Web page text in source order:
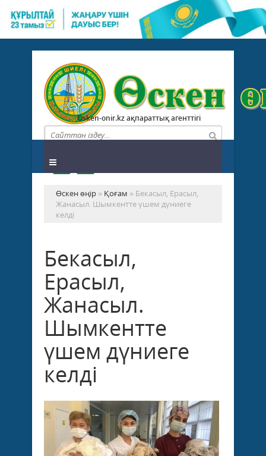
Osken-onir.kz ақпараттық агенттігі
Өскен өңір » Қоғам » Бекасыл, Ерасыл,
Жанасыл. Шымкентте үшем дүниеге
келді
Бекасыл,
Ерасыл,
Жанасыл.
Шымкентте
үшем дүниеге
келді